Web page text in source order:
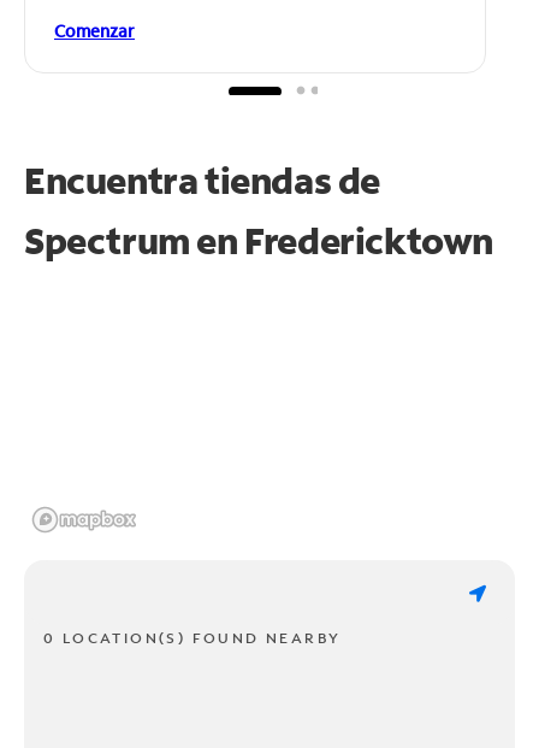
Comenzar
Encuentra tiendas de
Spectrum en Fredericktown
0 LOCATION(S) FOUND NEARBY